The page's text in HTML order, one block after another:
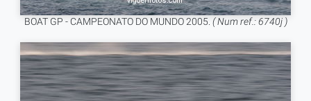
BOAT GP - CAMPEONATO DO MUNDO 2005. ( Num ref.: 6740j )